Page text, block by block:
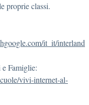
proprie classi.
it_it/interland
Famiglie:
vivi-internet-al-